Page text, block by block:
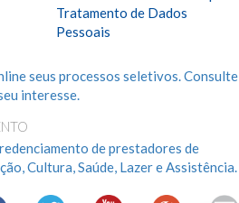
Tratamento de Dados
Pessoais
seus processos seletivos. Consulte
interesse.
de prestadores de
Cultura, Saúde, Lazer e Assistência.